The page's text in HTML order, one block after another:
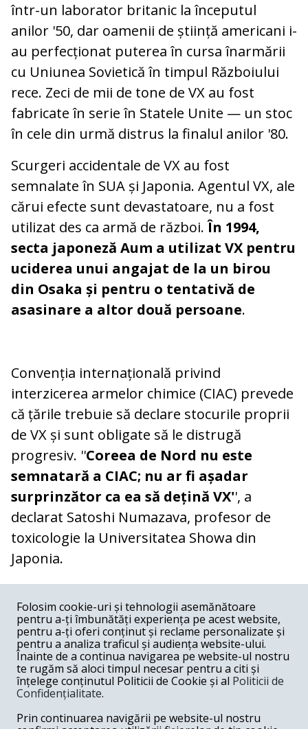
într-un laborator britanic la începutul
anilor '50, dar oamenii de știință americani i-
au perfecționat puterea în cursa înarmării
cu Uniunea Sovietică în timpul Războiului
rece. Zeci de mii de tone de VX au fost
fabricate în serie în Statele Unite — un stoc
în cele din urmă distrus la finalul anilor '80.
Scurgeri accidentale de VX au fost
semnalate în SUA și Japonia. Agentul VX, ale
cărui efecte sunt devastatoare, nu a fost
utilizat des ca armă de război.În 1994,
secta japoneză Aum a utilizat VX pentru
uciderea unui angajat de la un birou
din Osaka și pentru o tentativă de
asasinare a altor două persoane.
Convenția internațională privind
interzicerea armelor chimice (CIAC) prevede
că țările trebuie să declare stocurile proprii
de VX și sunt obligate să le distrugă
progresiv. ''Coreea de Nord nu este
semnatară a CIAC; nu ar fi așadar
surprinzător ca ea să dețină VX'', a
declarat Satoshi Numazava, profesor de
toxicologie la Universitatea Showa din
Japonia.
COMENTARII
Nume
Email
Folosim cookie-uri și tehnologii asemănătoare
pentru a-ți îmbunătăți experiența pe acest website,
pentru a-ți oferi conținut și reclame personalizate și
pentru a analiza traficul și audiența website-ului.
Înainte de a continua navigarea pe website-ul nostru
te rugăm să aloci timpul necesar pentru a citi și
înțelege conținutul Politicii de Cookie și al Politicii de
Confidențialitate.
Prin continuarea navigării pe website-ul nostru